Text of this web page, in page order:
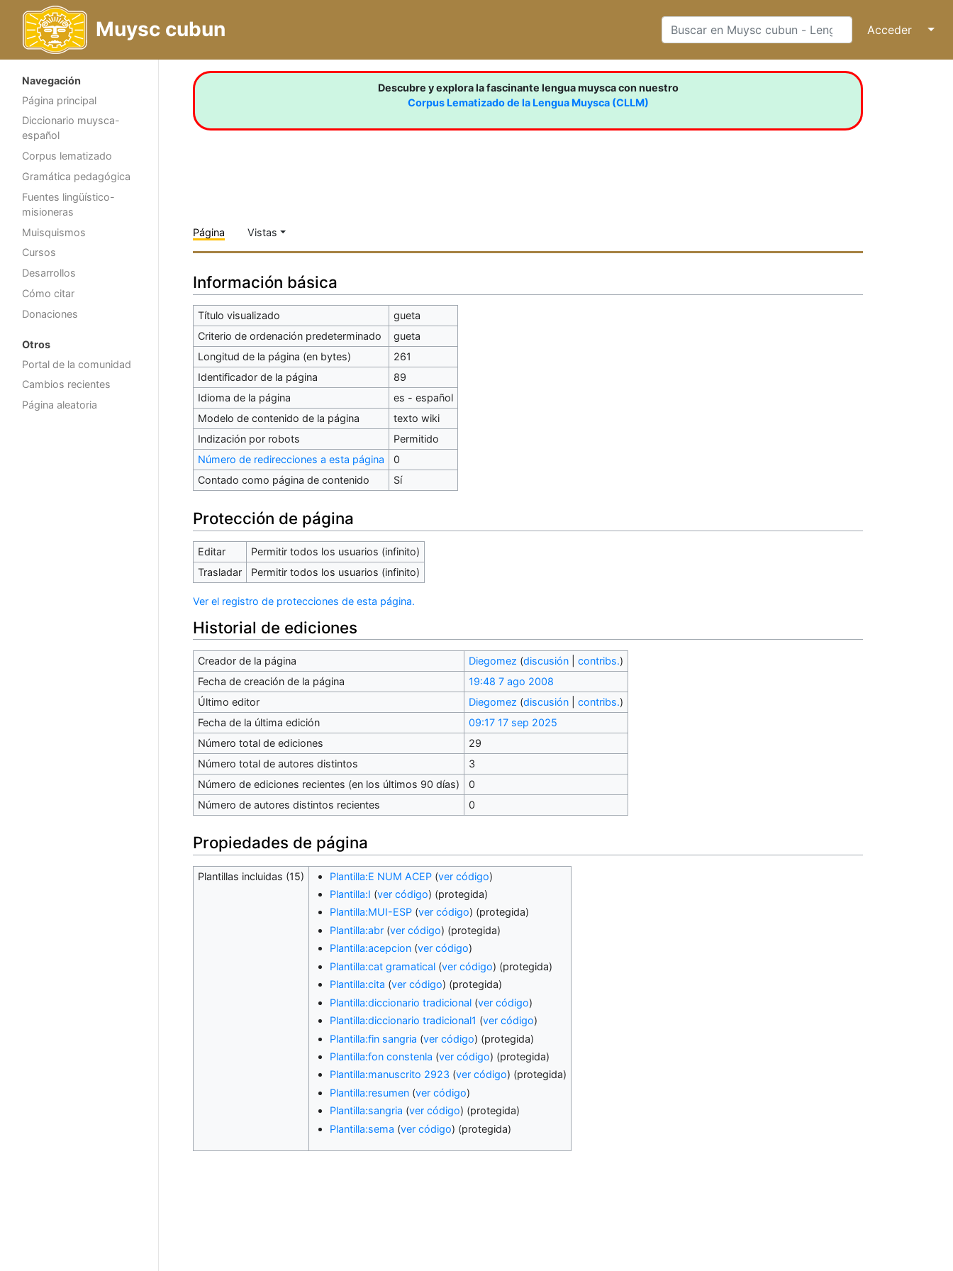
Muysc cubun Acceder ↓
Navegación
Página principal
Diccionario muysca-
español
Corpus lematizado
Gramática pedagógica
Fuentes lingüístico-
misioneras
Muisquismos
Cursos
Desarrollos
Cómo citar
Donaciones
Otros
Portal de la comunidad
Cambios recientes
Página aleatoria
Descubre y explora la fascinante lengua muysca con nuestro
Corpus Lematizado de la Lengua Muysca (CLLM)
Página Vistas
Información básica
Título visualizado
gueta
Criterio de ordenación predeterminado
gueta
Longitud de la página (en bytes)
261
Identificador de la página
89
Idioma de la página
es - español
Modelo de contenido de la página
texto wiki
Indización por robots
Permitido
Número de redirecciones a esta página
0
Contado como página de contenido
Sí
Protección de página
Editar
Permitir todos los usuarios (infinito)
Trasladar
Permitir todos los usuarios (infinito)
Ver el registro de protecciones de esta página.
Historial de ediciones
Creador de la página Diegomez (discusión| contribs.)
Fecha de creación de la página
19:48 7 ago 2008
Último editor
Diegomez (discusión| contribs.)
Fecha de la última edición
09:17 17 sep 2025
Número total de ediciones
29
Número total de autores distintos
3
Número de ediciones recientes (en los últimos 90 días)
0
Número de autores distintos recientes
0
Propiedades de página
Plantillas incluidas (15) Plantilla:E NUM ACEP(ver código)
Plantilla:I (ver código) (protegida)
Plantilla:MUI-ESP(ver código) (protegida)
Plantilla:abr(ver código) (protegida)
Plantilla:acepcion(ver código)
Plantilla:cat gramatical(ver código) (protegida)
Plantilla:cita (ver código) (protegida)
Plantilla:diccionario tradicional(ver código)
Plantilla:diccionario tradicional1 (ver código)
Plantilla:fin sangria (ver código) (protegida)
Plantilla:fon constenla (ver código) (protegida)
Plantilla:manuscrito 2923 (ver código) (protegida)
Plantilla:resumen(ver código)
Plantilla:sangria (ver código) (protegida)
Plantilla:sema (ver código) (protegida)